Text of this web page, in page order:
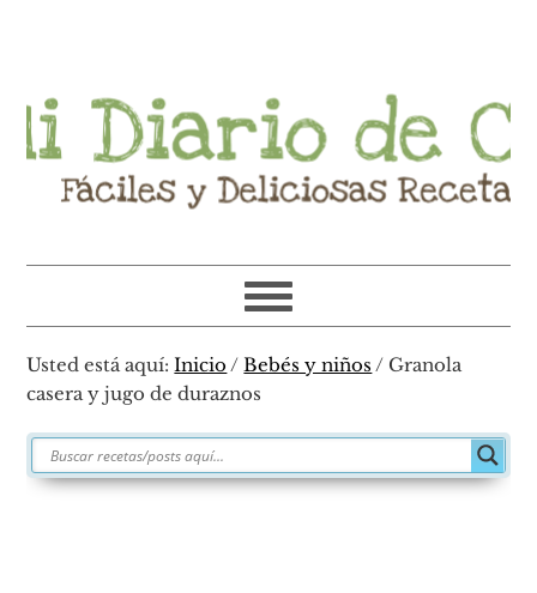
principal
principal
barra
lateral
primaria
de
página
Usted está aquí:Inicio / Bebés y niños / Granola
casera y jugo de duraznos